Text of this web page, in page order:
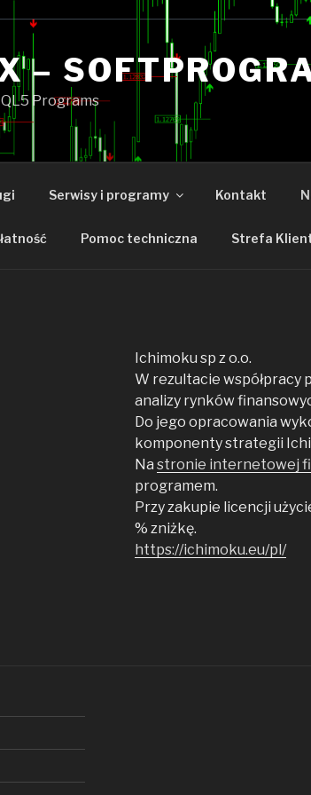
–
Programs
Serwisy i programy Kontakt
Pomoc techniczna Strefa
Ichimoku sp z o.o.
W rezultacie współpracy
analizy rynków
Do jego opracowania
komponenty strategii
Na stronie internetowej
programem.
Przy zakupie licencji
% zniżkę.
https://ichimoku.eu/pl/